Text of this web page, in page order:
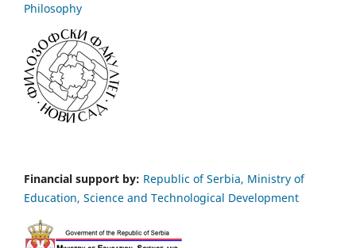
Philosophy
Financial support by: Republic of Serbia, Ministry of
Education, Science and Technological Development